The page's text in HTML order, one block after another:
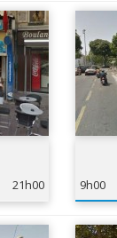
21h00
9h00